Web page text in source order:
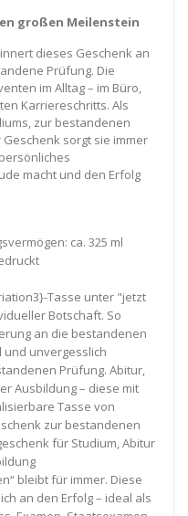
großen Meilenstein
dieses Geschenk an
Prüfung. Die
im Alltag – im Büro,
Karriereschritts. Als
zur bestandenen
sorgt sie immer
macht und den Erfolg
ca. 325 ml
Tasse unter "jetzt
Botschaft. So
an die bestandenen
und unvergesslich
Prüfung. Abitur,
Ausbildung – diese mit
Tasse von
zur bestandenen
für Studium, Abitur
bleibt für immer. Diese
an den Erfolg – ideal als